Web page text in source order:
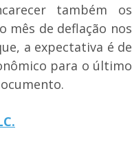
também os
mês de deflação nos
a expectativa é de
para o último